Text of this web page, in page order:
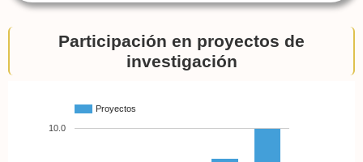
Participación en proyectos de
investigación
Proyectos
10.0